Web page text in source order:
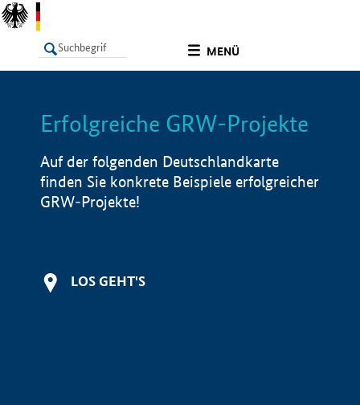
MENÜ
LISTE Info
Erfolgreiche GRW-Projekte
Auf der folgenden Deutschlandkarte
finden Sie konkrete Beispiele erfolgreicher
GRW-Projekte!
LOS GEHT'S